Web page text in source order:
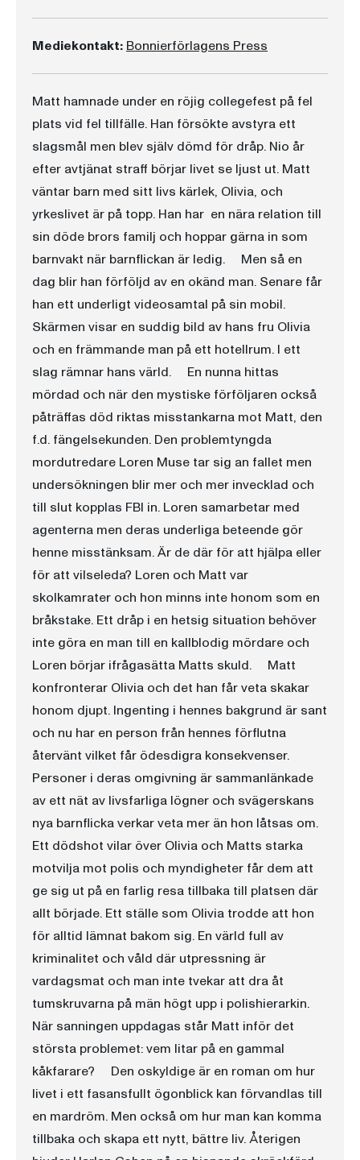
Mediekontakt: Bonnierförlagens Press
Matt hamnade under en röjig collegefest på fel
plats vid fel tillfälle. Han försökte avstyra ett
slagsmål men blev själv dömd för dråp. Nio år
efter avtjänat straff börjar livet se ljust ut. Matt
väntar barn med sitt livs kärlek, Olivia, och
yrkeslivet är på topp. Han har en nära relation till
sin döde brors familj och hoppar gärna in som
barnvakt när barnflickan är ledig. Men så en
dag blir han förföljd av en okänd man. Senare får
han ett underligt videosamtal på sin mobil.
Skärmen visar en suddig bild av hans fru Olivia
och en främmande man på ett hotellrum. I ett
slag rämnar hans värld. En nunna hittas
mördad och när den mystiske förföljaren också
påträffas död riktas misstankarna mot Matt, den
f.d. fängelsekunden. Den problemtyngda
mordutredare Loren Muse tar sig an fallet men
undersökningen blir mer och mer invecklad och
till slut kopplas FBI in. Loren samarbetar med
agenterna men deras underliga beteende gör
henne misstänksam. Är de där för att hjälpa eller
för att vilseleda? Loren och Matt var
skolkamrater och hon minns inte honom som en
bråkstake. Ett dråp i en hetsig situation behöver
inte göra en man till en kallblodig mördare och
Loren börjar ifrågasätta Matts skuld. Matt
konfronterar Olivia och det han får veta skakar
honom djupt. Ingenting i hennes bakgrund är sant
och nu har en person från hennes förflutna
återvänt vilket får ödesdigra konsekvenser.
Personer i deras omgivning är sammanlänkade
av ett nät av livsfarliga lögner och svägerskans
nya barnflicka verkar veta mer än hon låtsas om.
Ett dödshot vilar över Olivia och Matts starka
motvilja mot polis och myndigheter får dem att
ge sig ut på en farlig resa tillbaka till platsen där
allt började. Ett ställe som Olivia trodde att hon
för alltid lämnat bakom sig. En värld full av
kriminalitet och våld där utpressning är
vardagsmat och man inte tvekar att dra åt
tumskruvarna på män högt upp i polishierarkin.
När sanningen uppdagas står Matt inför det
största problemet: vem litar på en gammal
kåkfarare? Den oskyldige är en roman om hur
livet i ett fasansfullt ögonblick kan förvandlas till
en mardröm. Men också om hur man kan komma
tillbaka och skapa ett nytt, bättre liv. Återigen